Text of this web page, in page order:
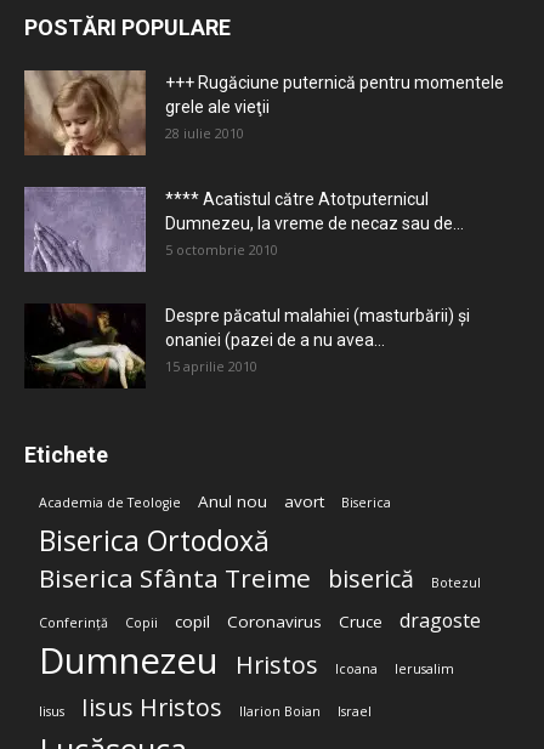
POSTĂRI POPULARE
+++ Rugăciune puternică pentru momentele
grele ale vieţii
28 iulie 2010
**** Acatistul către Atotputernicul
Dumnezeu, la vreme de necaz sau de...
5 octombrie 2010
Despre păcatul malahiei (masturbării) şi
onaniei (pazei de a nu avea...
15 aprilie 2010
Etichete
Academia de Teologie Anul nou avort Biserica
Biserica Ortodoxă
Biserica Sfânta Treime biserică Botezul
Conferință Copii copil Coronavirus Cruce dragoste
Dumnezeu Hristos Icoana Ierusalim
Iisus Iisus Hristos Ilarion Boian Israel